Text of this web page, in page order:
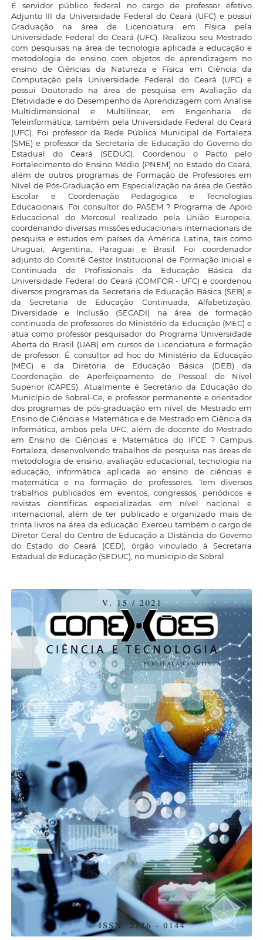
É servidor público federal no cargo de professor efetivo
Adjunto III da Universidade Federal do Ceará (UFC) e possui
Graduação na área de Licenciatura em Física pela
Universidade Federal do Ceará (UFC). Realizou seu Mestrado
com pesquisas na área de tecnologia aplicada a educação e
metodologia de ensino com objetos de aprendizagem no
ensino de Ciências da Natureza e Física em Ciência da
Computação pela Universidade Federal do Ceará (UFC) e
possui Doutorado na área de pesquisa em Avaliação da
Efetividade e do Desempenho da Aprendizagem com Análise
Multidimensional e Multilinear, em Engenharia de
Teleinformática, também pela Universidade Federal do Ceará
(UFC). Foi professor da Rede Pública Municipal de Fortaleza
(SME) e professor da Secretaria de Educação do Governo do
Estadual do Ceará (SEDUC). Coordenou o Pacto pelo
Fortalecimento do Ensino Médio (PNEM) no Estado do Ceará,
além de outros programas de Formação de Professores em
Nível de Pós-Graduação em Especialização na área de Gestão
Escolar e Coordenação Pedagógica e Tecnologias
Educacionais. Foi consultor do PASEM ? Programa de Apoio
Educacional do Mercosul realizado pela União Europeia,
coordenando diversas missões educacionais internacionais de
pesquisa e estudos em países da América Latina, tais como
Uruguai, Argentina, Paraguai e Brasil. Foi coordenador
adjunto do Comitê Gestor Institucional de Formação Inicial e
Continuada de Profissionais da Educação Básica da
Universidade Federal do Ceará (COMFOR - UFC) e coordenou
diversos programas da Secretaria de Educação Básica (SEB) e
da Secretaria de Educação Continuada, Alfabetização,
Diversidade e Inclusão (SECADI) na área de formação
continuada de professores do Ministério da Educação (MEC) e
atua como professor pesquisador do Programa Universidade
Aberta do Brasil (UAB) em cursos de Licenciatura e formação
de professor. É consultor ad hoc do Ministério da Educação
(MEC) e da Diretoria de Educação Básica (DEB) da
Coordenação de Aperfeiçoamento de Pessoal de Nível
Superior (CAPES). Atualmente é Secretário da Educação do
Município de Sobral-Ce, e professor permanente e orientador
dos programas de pós-graduação em nível de Mestrado em
Ensino de Ciências e Matemática e de Mestrado em Ciência da
Informática, ambos pela UFC, além de docente do Mestrado
em Ensino de Ciências e Matemática do IFCE ? Campus
Fortaleza, desenvolvendo trabalhos de pesquisa nas áreas de
metodologia de ensino, avaliação educacional, tecnologia na
educação, informática aplicada ao ensino de ciências e
matemática e na formação de professores. Tem diversos
trabalhos publicados em eventos, congressos, periódicos e
revistas científicas especializadas em nível nacional e
internacional, além de ter publicado e organizado mais de
trinta livros na área da educação. Exerceu também o cargo de
Diretor Geral do Centro de Educação a Distância do Governo
do Estado do Ceará (CED), órgão vinculado à Secretaria
Estadual de Educação (SEDUC), no município de Sobral.